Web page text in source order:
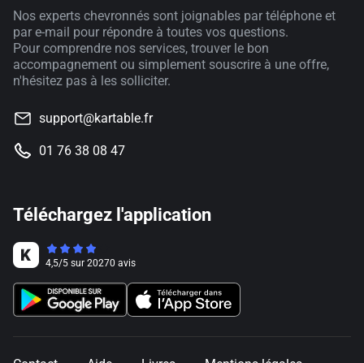
Nos experts chevronnés sont joignables par téléphone et
par e-mail pour répondre à toutes vos questions.
Pour comprendre nos services, trouver le bon
accompagnement ou simplement souscrire à une offre,
n'hésitez pas à les solliciter.
support@kartable.fr
01 76 38 08 47
Téléchargez l'application
4,5/5 sur 20270 avis